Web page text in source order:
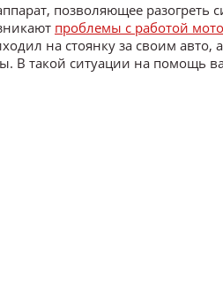
позволяющее разогреть
проблемы с работой
на стоянку за своим авто,
В такой ситуации на помощь